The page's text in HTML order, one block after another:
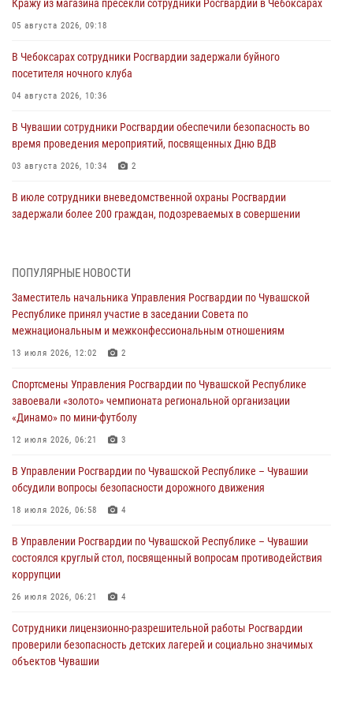
Кражу из магазина пресекли сотрудники Росгвардии в Чебоксарах
05 августа 2026, 09:18
В Чебоксарах сотрудники Росгвардии задержали буйного
посетителя ночного клуба
04 августа 2026, 10:36
В Чувашии сотрудники Росгвардии обеспечили безопасность во
время проведения мероприятий, посвященных Дню ВДВ
03 августа 2026, 10:34 2
В июле сотрудники вневедомственной охраны Росгвардии
задержали более 200 граждан, подозреваемых в совершении
мировой войне 1914-1918 годов
01 августа 2026, 07:19
В Ядрине сотрудники Росгвардии задержали подозреваемого в
01 августа 2026, 06:12
1 августа – День дежурной службы войск национальной гвардии
Российской Федерации
Директор Росгвардии Герой России генерал армии Виктор Золотов
поздравил специалистов подразделений тыла с профессиональным
01 августа 2026, 00:01
ПОПУЛЯРНЫЕ НОВОСТИ
Заместитель начальника Управления Росгвардии по Чувашской
Республике принял участие в заседании Совета по
межнациональным и межконфессиональным отношениям
13 июля 2026, 12:02 2
Спортсмены Управления Росгвардии по Чувашской Республике
завоевали «золото» чемпионата региональной организации
«Динамо» по мини-футболу
12 июля 2026, 06:21 3
В Управлении Росгвардии по Чувашской Республике – Чувашии
обсудили вопросы безопасности дорожного движения
18 июля 2026, 06:58 4
В Управлении Росгвардии по Чувашской Республике – Чувашии
состоялся круглый стол, посвященный вопросам противодействия
коррупции
26 июля 2026, 06:21 4
Сотрудники лицензионно-разрешительной работы Росгвардии
проверили безопасность детских лагерей и социально значимых
объектов Чувашии